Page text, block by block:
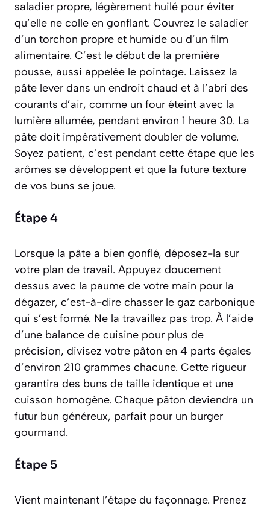
saladier propre, légèrement huilé pour éviter
qu’elle ne colle en gonflant. Couvrez le saladier
d’un torchon propre et humide ou d’un film
alimentaire. C’est le début de la première
pousse, aussi appelée le pointage. Laissez la
pâte lever dans un endroit chaud et à l’abri des
courants d’air, comme un four éteint avec la
lumière allumée, pendant environ 1 heure 30. La
pâte doit impérativement doubler de volume.
Soyez patient, c’est pendant cette étape que les
arômes se développent et que la future texture
de vos buns se joue.
Étape 4
Lorsque la pâte a bien gonflé, déposez-la sur
votre plan de travail. Appuyez doucement
dessus avec la paume de votre main pour la
dégazer, c’est-à-dire chasser le gaz carbonique
qui s’est formé. Ne la travaillez pas trop. À l’aide
d’une balance de cuisine pour plus de
précision, divisez votre pâton en 4 parts égales
d’environ 210 grammes chacune. Cette rigueur
garantira des buns de taille identique et une
cuisson homogène. Chaque pâton deviendra un
futur bun généreux, parfait pour un burger
gourmand.
Étape 5
Vient maintenant l’étape du façonnage. Prenez